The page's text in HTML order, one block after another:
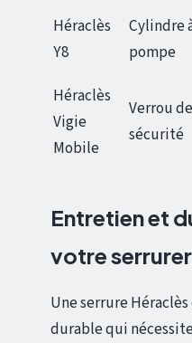
Héraclès
Y8
Cylindre
pompe
Héraclès
Vigie
Mobile
Verrou de
sécurité
Entretien et
votre
Une serrure
durable qui